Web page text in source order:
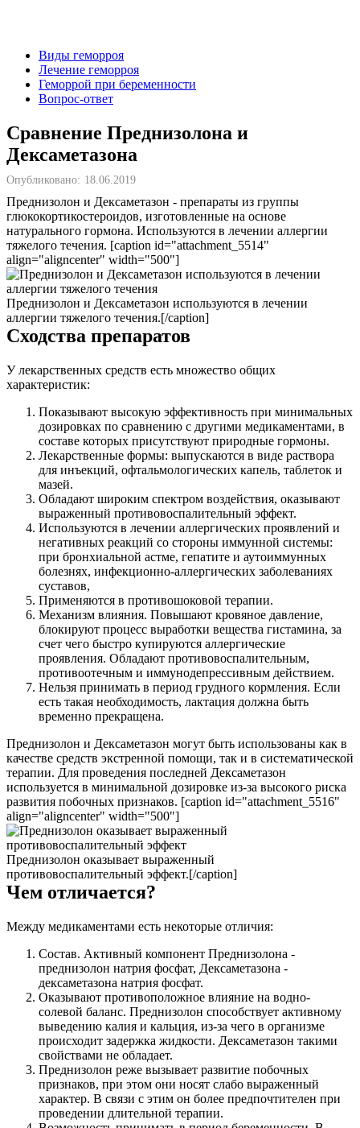
Виды геморроя
Лечение геморроя
Геморрой при беременности
Вопрос-ответ
Сравнение Преднизолона и
Дексаметазона
Опубликовано: 18.06.2019
Преднизолон и Дексаметазон - препараты из группы
глюкокортикостероидов, изготовленные на основе
натурального гормона. Используются в лечении аллергии
тяжелого течения. [caption id="attachment_5514"
align="aligncenter" width="500"]
Преднизолон и Дексаметазон используются в лечении
аллергии тяжелого течения.[/caption]
Сходства препаратов
У лекарственных средств есть множество общих
характеристик:
Показывают высокую эффективность при минимальных
дозировках по сравнению с другими медикаментами, в
составе которых присутствуют природные гормоны.
Лекарственные формы: выпускаются в виде раствора
для инъекций, офтальмологических капель, таблеток и
мазей.
Обладают широким спектром воздействия, оказывают
выраженный противовоспалительный эффект.
Используются в лечении аллергических проявлений и
негативных реакций со стороны иммунной системы:
при бронхиальной астме, гепатите и аутоиммунных
болезнях, инфекционно-аллергических заболеваниях
суставов,
Применяются в противошоковой терапии.
Механизм влияния. Повышают кровяное давление,
блокируют процесс выработки вещества гистамина, за
счет чего быстро купируются аллергические
проявления. Обладают противовоспалительным,
противоотечным и иммунодепрессивным действием.
Нельзя принимать в период грудного кормления. Если
есть такая необходимость, лактация должна быть
временно прекращена.
Преднизолон и Дексаметазон могут быть использованы как в
качестве средств экстренной помощи, так и в систематической
терапии. Для проведения последней Дексаметазон
используется в минимальной дозировке из-за высокого риска
развития побочных признаков. [caption id="attachment_5516"
align="aligncenter" width="500"]
Преднизолон оказывает выраженный
противовоспалительный эффект.[/caption]
Чем отличается?
Между медикаментами есть некоторые отличия:
Состав. Активный компонент Преднизолона -
преднизолон натрия фосфат, Дексаметазона -
дексаметазона натрия фосфат.
Оказывают противоположное влияние на водно-
солевой баланс. Преднизолон способствует активному
выведению калия и кальция, из-за чего в организме
происходит задержка жидкости. Дексаметазон такими
свойствами не обладает.
Преднизолон реже вызывает развитие побочных
признаков, при этом они носят слабо выраженный
характер. В связи с этим он более предпочтителен при
проведении длительной терапии.